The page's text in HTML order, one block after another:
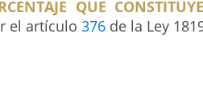
QUE
el artículo 376 de la Ley